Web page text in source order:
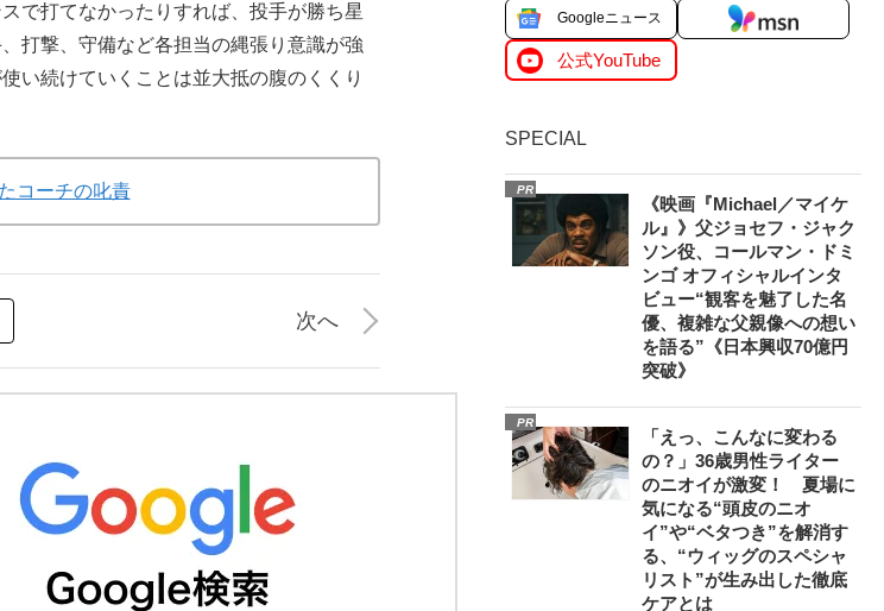
で打てなかったりすれば、投手が勝ち星
打撃、守備など各担当の縄張り意識が強
い続けていくことは並大抵の腹のくくり
コーチの叱責
次へ
Googleニュース
公式YouTube
SPECIAL
PR
《映画『Michael／マイケ
ル』》父ジョセフ・ジャク
ソン役、コールマン・ドミ
ンゴ オフィシャルインタ
ビュー“観客を魅了した名
優、複雑な父親像への想い
を語る”《日本興収70億円
突破》
PR
「えっ、こんなに変わる
の？」36歳男性ライター
のニオイが激変！ 夏場に
気になる“頭皮のニオ
イ”や“ベタつき”を解消す
る、“ウィッグのスペシャ
リスト”が生み出した徹底
ケアとは